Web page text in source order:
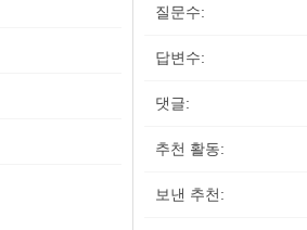
질문수:
답변수:
댓글:
추천 활동:
보낸 추천: